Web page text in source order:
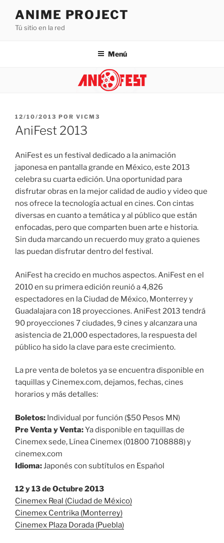
contenido
ANIME PROJECT
Tú sitio en la red
Menú
PUBLICADO
EL
12/10/2013 POR VICM3
AniFest 2013
AniFest es un festival dedicado a la animación
japonesa en pantalla grande en México, este 2013
celebra su cuarta edición. Una oportunidad para
disfrutar obras en la mejor calidad de audio y video que
nos ofrece la tecnología actual en cines. Con cintas
diversas en cuanto a temática y al público que están
enfocadas, pero que comparten buen arte e historia.
Sin duda marcando un recuerdo muy grato a quienes
las puedan disfrutar dentro del festival.
AniFest ha crecido en muchos aspectos. AniFest en el
2010 en su primera edición reunió a 4,826
espectadores en la Ciudad de México, Monterrey y
Guadalajara con 18 proyecciones. AniFest 2013 tendrá
90 proyecciones 7 ciudades, 9 cines y alcanzara una
asistencia de 21,000 espectadores, la respuesta del
público ha sido la clave para este crecimiento.
La pre venta de boletos ya se encuentra disponible en
taquillas y Cinemex.com, dejamos, fechas, cines
horarios y más detalles:
Boletos: Individual por función ($50 Pesos MN)
Pre Venta y Venta:Ya disponible en taquillas de
Cinemex sede, Línea Cinemex (01800 7108888) y
cinemex.com
Idioma:Japonés con subtítulos en Español
12 y 13 de Octubre 2013
Cinemex Real (Ciudad de México)
Cinemex Centrika (Monterrey)
Cinemex Plaza Dorada (Puebla)